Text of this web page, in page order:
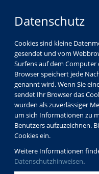
Datenschutz
Cookies sind kleine
gesendet und vom
Surfens auf dem
Browser speichert jede
genannt wird. Wenn Sie
sendet Ihr Browser das
wurden als zuverlässiger
um sich Informationen zu
Benutzers aufzuzeichnen.
Cookies ein.
Weitere Informationen
Datenschutzhinweisen.
Über uns
Heike